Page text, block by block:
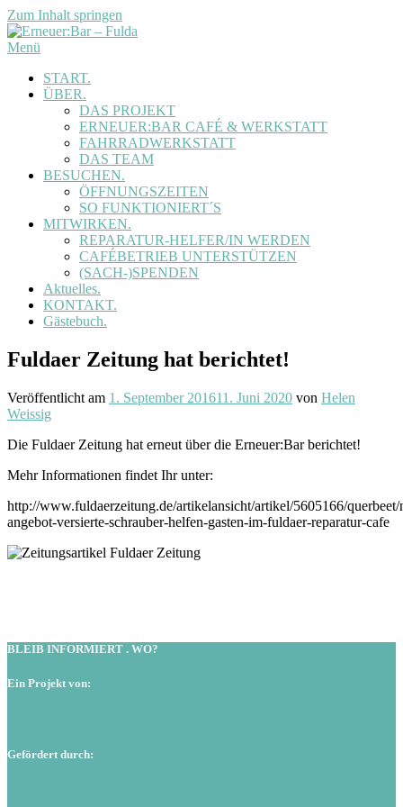
Zum Inhalt springen
Menü
START.
ÜBER.
DAS PROJEKT
ERNEUER:BAR CAFÉ & WERKSTATT
FAHRRADWERKSTATT
DAS TEAM
BESUCHEN.
ÖFFNUNGSZEITEN
SO FUNKTIONIERT´S
MITWIRKEN.
REPARATUR-HELFER/IN WERDEN
CAFÉBETRIEB UNTERSTÜTZEN
(SACH-)SPENDEN
Aktuelles.
KONTAKT.
Gästebuch.
Fuldaer Zeitung hat berichtet!
Veröffentlicht am 1. September 201611. Juni 2020 von Helen
Weissig
Die Fuldaer Zeitung hat erneut über die Erneuer:Bar berichtet!
Mehr Informationen findet Ihr unter:
http://www.fuldaerzeitung.de/artikelansicht/artikel/5605166/querbeet/
angebot-versierte-schrauber-helfen-gasten-im-fuldaer-reparatur-cafe
BLEIB INFORMIERT . WO?
Ein Projekt von:
Gefördert durch: